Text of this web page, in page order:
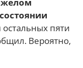
остальных пяти
Вероятно,